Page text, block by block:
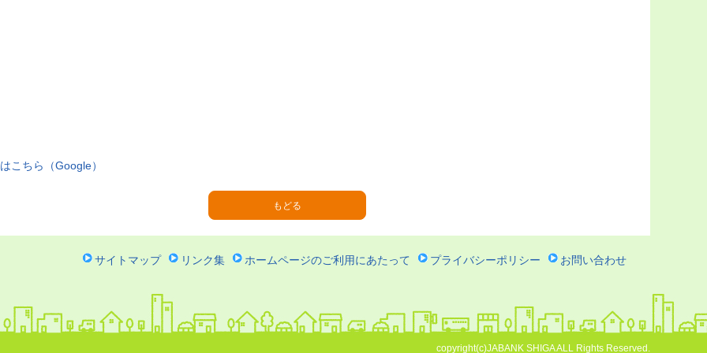
こちら（Google）
サイトマップ リンク集 ホームページのご利用にあたって プライバシーポリシー お問い合わせ
copyright(c)JABANK SHIGA ALL Rights Reserved.